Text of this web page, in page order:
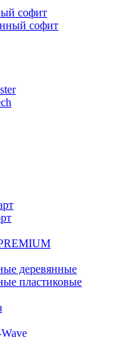
софит
софит
деревянные
пластиковые